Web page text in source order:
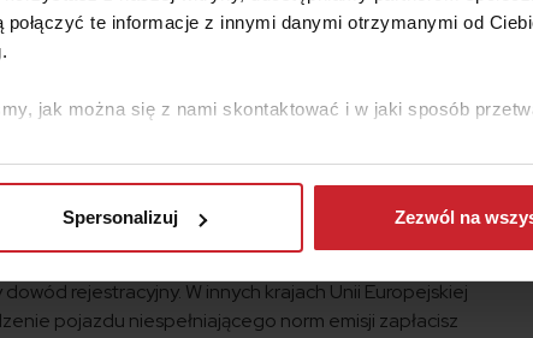
te informacje z innymi danymi otrzymanymi od
jak można się z nami skontaktować i w jaki sposób
Spersonalizuj Zezwól na
filtra, więc taką usługę można wykonać niemalże
osiągi pojazdu i podwyższa zużycie paliwa.
związanych z jego zakupem. Za brak filtra
rejestracyjny. W innych krajach Unii Europejskiej
pojazdu niespełniającego norm emisji zapłacisz